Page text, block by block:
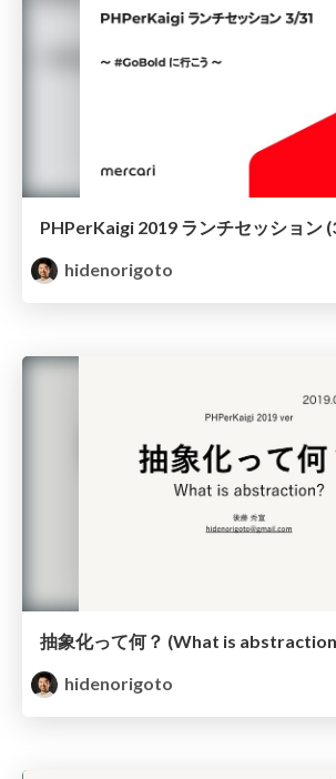
PHPerKaigi 2019 ランチセッション
hidenorigoto
抽象化って何？ (What is
hidenorigoto